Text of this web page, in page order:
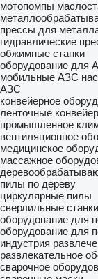
мотопомпы
прессы для
гидравлические
обжимные станки
оборудование для
мобильные АЗС
АЗС
конвейерное
ленточные
промышленное
вентиляционное
медицинское
массажное
пилы по дереву
циркулярные пилы
сверлильные
оборудование для
оборудование для
индустрия
развлекательное
сварочное